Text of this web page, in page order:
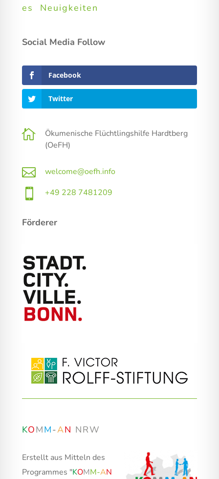
es
Neuigkeiten
Social Media Follow
Facebook
Twitter

Ökumenische Flüchtlingshilfe Hardtberg
(OeFH)
 welcome@oefh.info
 +49 228 7481209
Förderer
KOMM-AN NRW
Erstellt aus Mitteln des
Programmes "KOMM-AN